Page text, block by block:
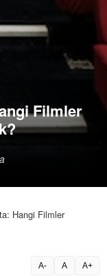
Filmler
Hangi Filmler
A- A A+